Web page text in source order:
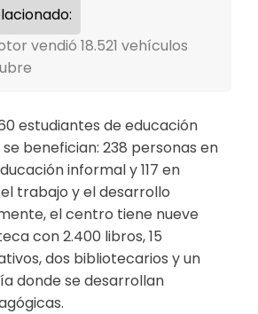
vendió 18.521 vehículos
estudiantes de educación
benefician: 238 personas en
informal y 117 en
trabajo y el desarrollo
el centro tiene nueve
con 2.400 libros, 15
dos bibliotecarios y un
donde se desarrollan